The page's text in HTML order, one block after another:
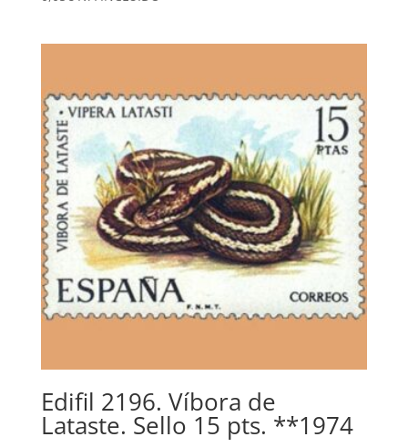
Edifil 2196. Víbora de
Lataste. Sello 15 pts. **1974